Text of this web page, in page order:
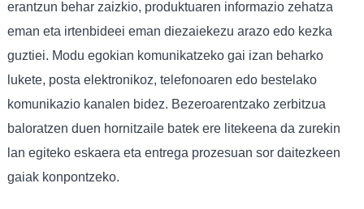
erantzun behar zaizkio, produktuaren informazio zehatza
eman eta irtenbideei eman diezaiekezu arazo edo kezka
guztiei. Modu egokian komunikatzeko gai izan beharko
lukete, posta elektronikoz, telefonoaren edo bestelako
komunikazio kanalen bidez. Bezeroarentzako zerbitzua
baloratzen duen hornitzaile batek ere litekeena da zurekin
lan egiteko eskaera eta entrega prozesuan sor daitezkeen
gaiak konpontzeko.